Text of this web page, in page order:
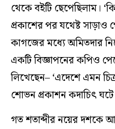
থেকে বইটি ছেপেছিলাম।
প্রকাশের পর যথেষ্ট সাড়াও
কাগজের মধ্যে অমিতদার
একটি বিজ্ঞাপনের কপিও
লিখেছেন– ‘এদেশে এমন
শোভন প্রকাশন কদাচিৎ
গত শতাব্দীর নয়ের দশকে